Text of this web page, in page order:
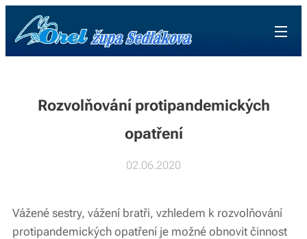
Rozvolňování protipandemických
opatření
02.06.2020
Vážené sestry, vážení bratři, vzhledem k rozvolňování
protipandemických opatření je možné obnovit činnost